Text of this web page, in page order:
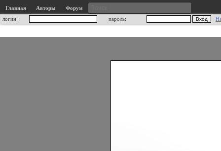
Главная Авторы
Форум
логин:
пароль: